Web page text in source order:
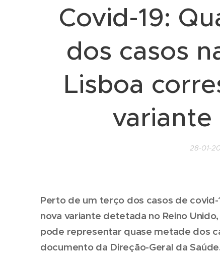
Covid-19:
dos casos
Lisboa
variante
28-01-
Perto de um terço dos casos de
nova variante detetada no Reino
pode representar quase metade dos
documento da Direção-Geral da